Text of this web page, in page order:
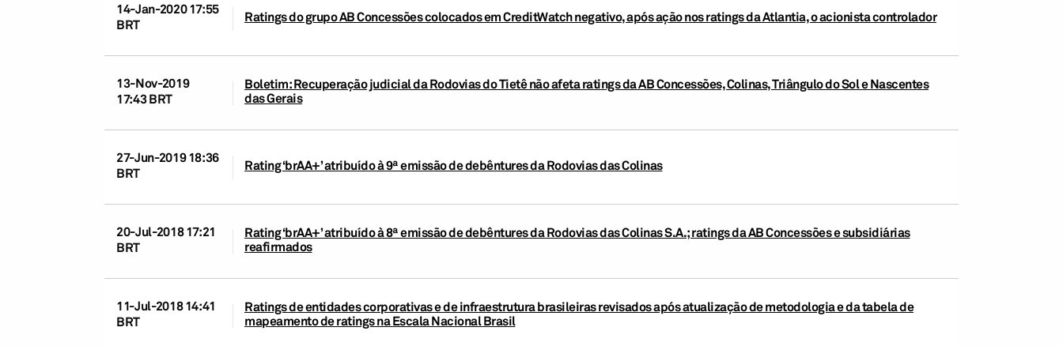
14-Jan-2020 17:55
BRT
Ratings do grupo AB Concessões colocados em CreditWatch negativo, após ação nos ratings da Atlantia, o acionista controlador
13-Nov-2019
17:43 BRT
Boletim: Recuperação judicial da Rodovias do Tietê não afeta ratings da AB Concessões, Colinas, Triângulo do Sol e Nascentes
das Gerais
27-Jun-2019 18:36
BRT
Rating ‘brAA+’ atribuído à 9ª emissão de debêntures da Rodovias das Colinas
20-Jul-2018 17:21
BRT
Rating ‘brAA+’ atribuído à 8ª emissão de debêntures da Rodovias das Colinas S.A.; ratings da AB Concessões e subsidiárias
reafirmados
11-Jul-2018 14:41
BRT
Ratings de entidades corporativas e de infraestrutura brasileiras revisados após atualização de metodologia e da tabela de
mapeamento de ratings na Escala Nacional Brasil